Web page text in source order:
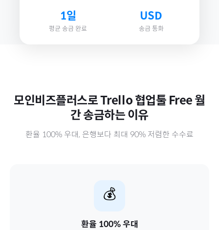
1일
평균 송금 완료
USD
송금 통화
모인비즈플러스로Trello 협업툴 Free 월
간송금하는 이유
환율 100% 우대, 은행보다 최대 90% 저렴한 수수료
💰
환율 100% 우대